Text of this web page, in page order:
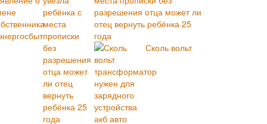
разрешения отца может ли
отец вернуть ребёнка 25
года
Сколь вольт